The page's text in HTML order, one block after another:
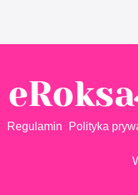
Regulamin Polityka